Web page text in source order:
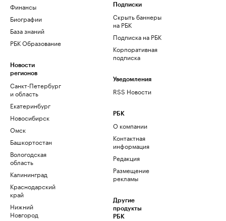
Финансы
Биографии
База знаний
РБК Образование
Новости
регионов
Санкт-Петербург
и область
Екатеринбург
Новосибирск
Омск
Башкортостан
Вологодская
область
Калининград
Краснодарский
край
Нижний
Новгород
Подписки
Скрыть баннеры
на РБК
Подписка на РБК
Корпоративная
подписка
Уведомления
RSS Новости
РБК
О компании
Контактная
информация
Редакция
Размещение
рекламы
Другие
продукты
РБК